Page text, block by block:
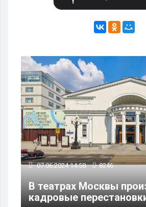
07.06.2024 14:58 8246
В театрах Москвы
кадровые